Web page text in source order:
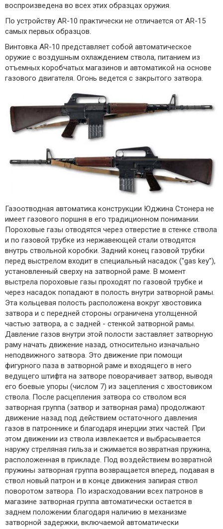
воспроизведена во всех этих образцах оружия.
По устройству AR-10 практически не отличается от AR-15
самых первых образцов.
Винтовка AR-10 представляет собой автоматическое
оружие с воздушным охлаждением ствола, питанием из
отъемных коробчатых магазинов и автоматикой на основе
газового двигателя. Огонь ведется с закрытого затвора.
Газоотводная автоматика конструкции Юджина Стонера не
имеет газового поршня в его традиционном понимании.
Пороховые газы отводятся через отверстие в стенке ствола
и по газовой трубке из нержавеющей стали отводятся
внутрь ствольной коробки. Задний конец газовой трубки
перед выстрелом входит в специальный насадок ("gas key"),
установленный сверху на затворной раме. В момент
выстрела пороховые газы проходят по газовой трубке и
через насадок попадают в полость внутри затворной рамы.
Эта кольцевая полость расположена вокруг хвостовика
затвора и с передней стороны ограничена утолщенной
частью затвора, а с задней - стенкой затворной рамы.
Давление газов внутри этой полости заставляет затворную
раму начать движение назад, относительно изначально
неподвижного затвора. Это движение при помощи
фигурного паза в затворной раме и входящего в него
ведущего штифта на затворе поворачивает затвор, выводя
его боевые упоры (числом 7) из зацепления с хвостовиком
ствола. После расцепления затвора со стволом вся
затворная группа (затвор и затворная рама) продолжают
движение назад под действием остаточного давления
газов в патроннике и благодаря инерции этих частей. При
этом движении из ствола извлекается и выбрасывается
наружу стреляная гильза и сжимается возвратная пружина,
расположенная в прикладе. Под воздействием возвратной
пружины затворная группа возвращается вперед, подавая в
ствол новый патрон и в конце движения запирая ствол
поворотом затвора. По израсходовании всех патронов в
магазине затворная группа автоматически остается в
заднем положении благодаря наличию в механизме
затворной задержки, включаемой автоматически